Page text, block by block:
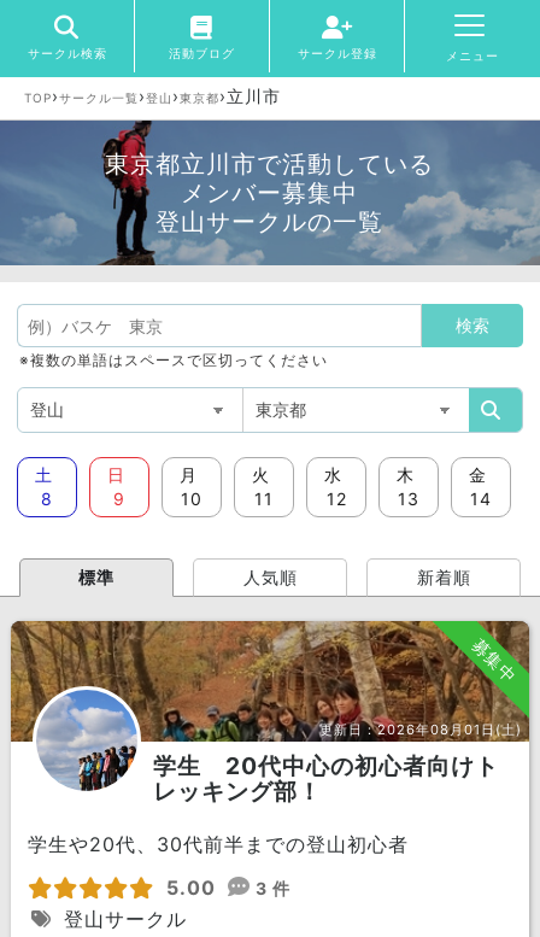
サークル検索 活動ブログ サークル登録 メニュー
TOP›サークル一覧 ›登山 ›東京都›立川市
東京都立川市で活動している
メンバー募集中
登山サークルの一覧
※複数の単語はスペースで区切ってください
土
8
日
9
月
10
火
11
水
12
木
13
金
14
標準 人気順 新着順
募集中
更新日：2026年08月01日(土)
学生 20代中心の初心者向けト
レッキング部！
学生や20代、30代前半までの登山初心者
5.00
3 件
登山サークル